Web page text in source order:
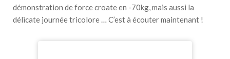
démonstration de force croate en -70kg, mais aussi la
délicate journée tricolore … C’est à écouter maintenant !